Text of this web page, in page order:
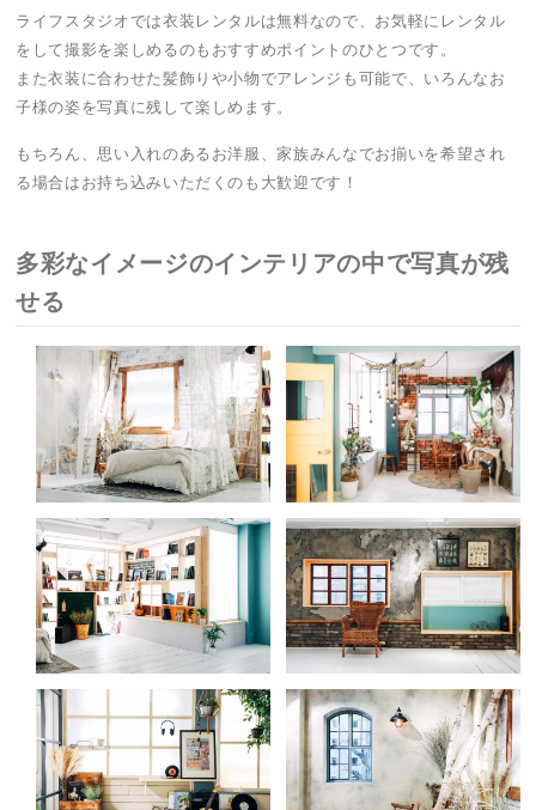
ライフスタジオでは衣装レンタルは無料なので、お気軽にレンタル
をして撮影を楽しめるのもおすすめポイントのひとつです。
また衣装に合わせた髪飾りや小物でアレンジも可能で、いろんなお
子様の姿を写真に残して楽しめます。
もちろん、思い入れのあるお洋服、家族みんなでお揃いを希望され
る場合はお持ち込みいただくのも大歓迎です！
多彩なイメージのインテリアの中で写真が残
せる